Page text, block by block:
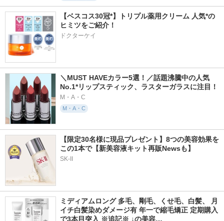
【ベスコス30冠*】トリプル薬用クリーム 人気*の
ヒミツをご紹介！
ドクターケイ
＼MUST HAVEカラー5選！／話題沸騰中の人気
No.1*リップスティック、ラスターガラスに注目！
M・A・C
M・A・C
【限定30名様に現品プレゼント】8つの美容効果を
この1本で【新美容液キット再販Newsも】
SK-II
ミディアムロング 多毛、剛毛、くせ毛、白髪、 月
イチ白髪染めダメージ有 年一で縮毛矯正 定期購入
で3本目突入 ※追記※ ↓の美容…